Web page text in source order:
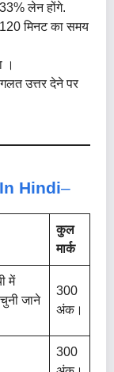
33% लेन होंगे.
मिनट का समय
।
गलत उत्तर देने पर
Hindi–
कुल
मार्क
में
चुनी जाने
300
अंक।
300